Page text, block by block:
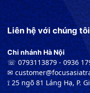
Liên hệ với chúng tôi
Chi nhánh Hà Nội
☏ 0793113879 - 0936
✉︎
⟟ 25 ngõ 81 Láng Hạ, P.